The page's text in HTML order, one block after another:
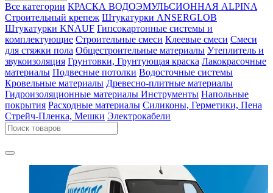
Все категории КРАСКА ВОДОЭМУЛЬСИОННАЯ ALPINA
Строительный крепеж Штукатурки ANSERGLOB
Штукатурки KNAUF Гипсокартонные системы и
комплектующие Строительные смеси Клеевые смеси Смеси
для стяжки пола Общестроительные материалы Утеплитель и
звукоизоляция Грунтовки, Грунтующая краска Лакокрасочные
материалы Подвесные потолки Водосточные системы
Кровельные материалы Древесно-плитные материалы
Гидроизоляционные материалы Инструменты Напольные
покрытия Расходные материалы Силиконы, Герметики, Пена
Стрейч-Пленка, Мешки Электрокабели